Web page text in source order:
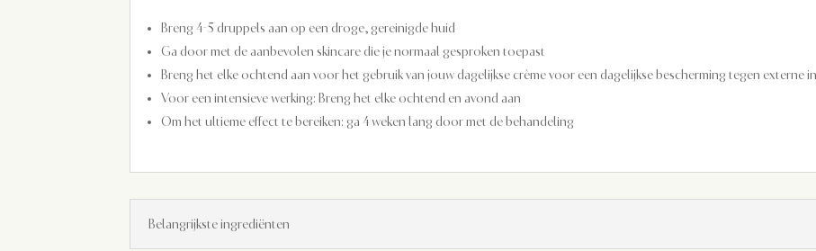
Breng 4-5 druppels aan op een droge, gereinigde huid
Ga door met de aanbevolen skincare die je normaal gesproken toepast
Breng het elke ochtend aan voor het gebruik van jouw dagelijkse crème voor een dagelijkse bescherming tegen externe
Voor een intensieve werking: Breng het elke ochtend en avond aan
Om het ultieme effect te bereiken: ga 4 weken lang door met de behandeling
Belangrijkste ingrediënten